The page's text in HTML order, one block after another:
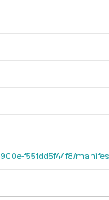
900e-f551dd5f44f8/